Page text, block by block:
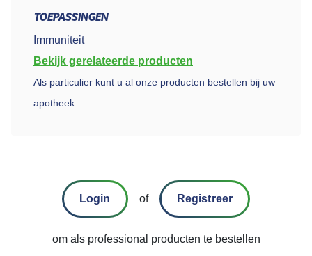
TOEPASSINGEN
Immuniteit
Bekijk gerelateerde producten
Als particulier kunt u al onze producten bestellen bij uw
apotheek.
Login of Registreer
om als professional producten te bestellen